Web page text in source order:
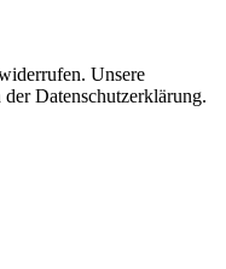
Unsere
Datenschutzerklärung.